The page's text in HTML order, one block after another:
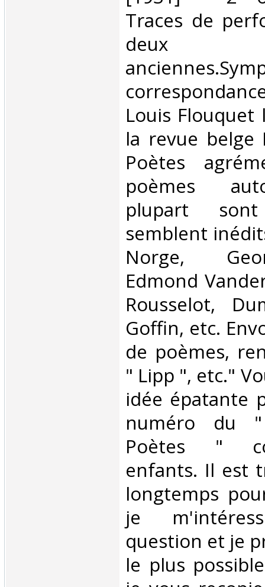
Traces de
Louis
la revue belge
Poètes
poèmes
plupart
semblent
Norge,
Edmond
Rousselot,
Goffin, etc.
de poèmes,
" Lipp ", etc."
idée épatante
numéro du
Poètes "
enfants. Il est
longtemps
je
question et je
le plus